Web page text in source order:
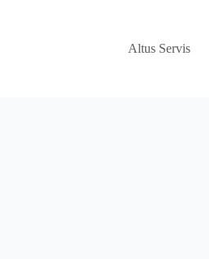
Altus Servis